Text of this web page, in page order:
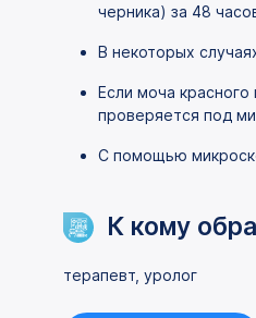
черника) за 48
В некоторых
Если моча
проверяется под
С помощью
К кому
терапевт, уролог